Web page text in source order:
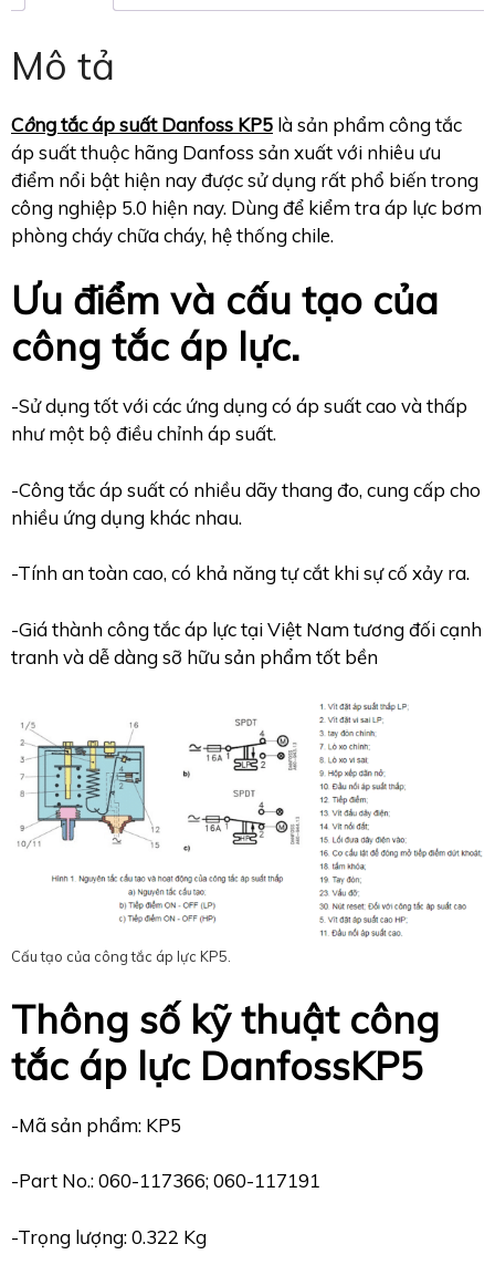
Mô tả
Công tắc áp suất Danfoss KP5 là sản phẩm công tắc
áp suất thuộc hãng Danfoss sản xuất với nhiêu ưu
điểm nổi bật hiện nay được sử dụng rất phổ biến trong
công nghiệp 5.0 hiện nay. Dùng để kiểm tra áp lực bơm
phòng cháy chữa cháy, hệ thống chile.
Ưu điểm và cấu tạo của
công tắc áp lực.
-Sử dụng tốt với các ứng dụng có áp suất cao và thấp
như một bộ điều chỉnh áp suất.
-Công tắc áp suất có nhiều dãy thang đo, cung cấp cho
nhiều ứng dụng khác nhau.
-Tính an toàn cao, có khả năng tự cắt khi sự cố xảy ra.
-Giá thành công tắc áp lực tại Việt Nam tương đối cạnh
tranh và dễ dàng sỡ hữu sản phẩm tốt bền
Cấu tạo của công tắc áp lực KP5.
Thông số kỹ thuật công
tắc áp lực DanfossKP5
-Mã sản phẩm: KP5
-Part No.: 060-117366; 060-117191
-Trọng lượng: 0.322 Kg